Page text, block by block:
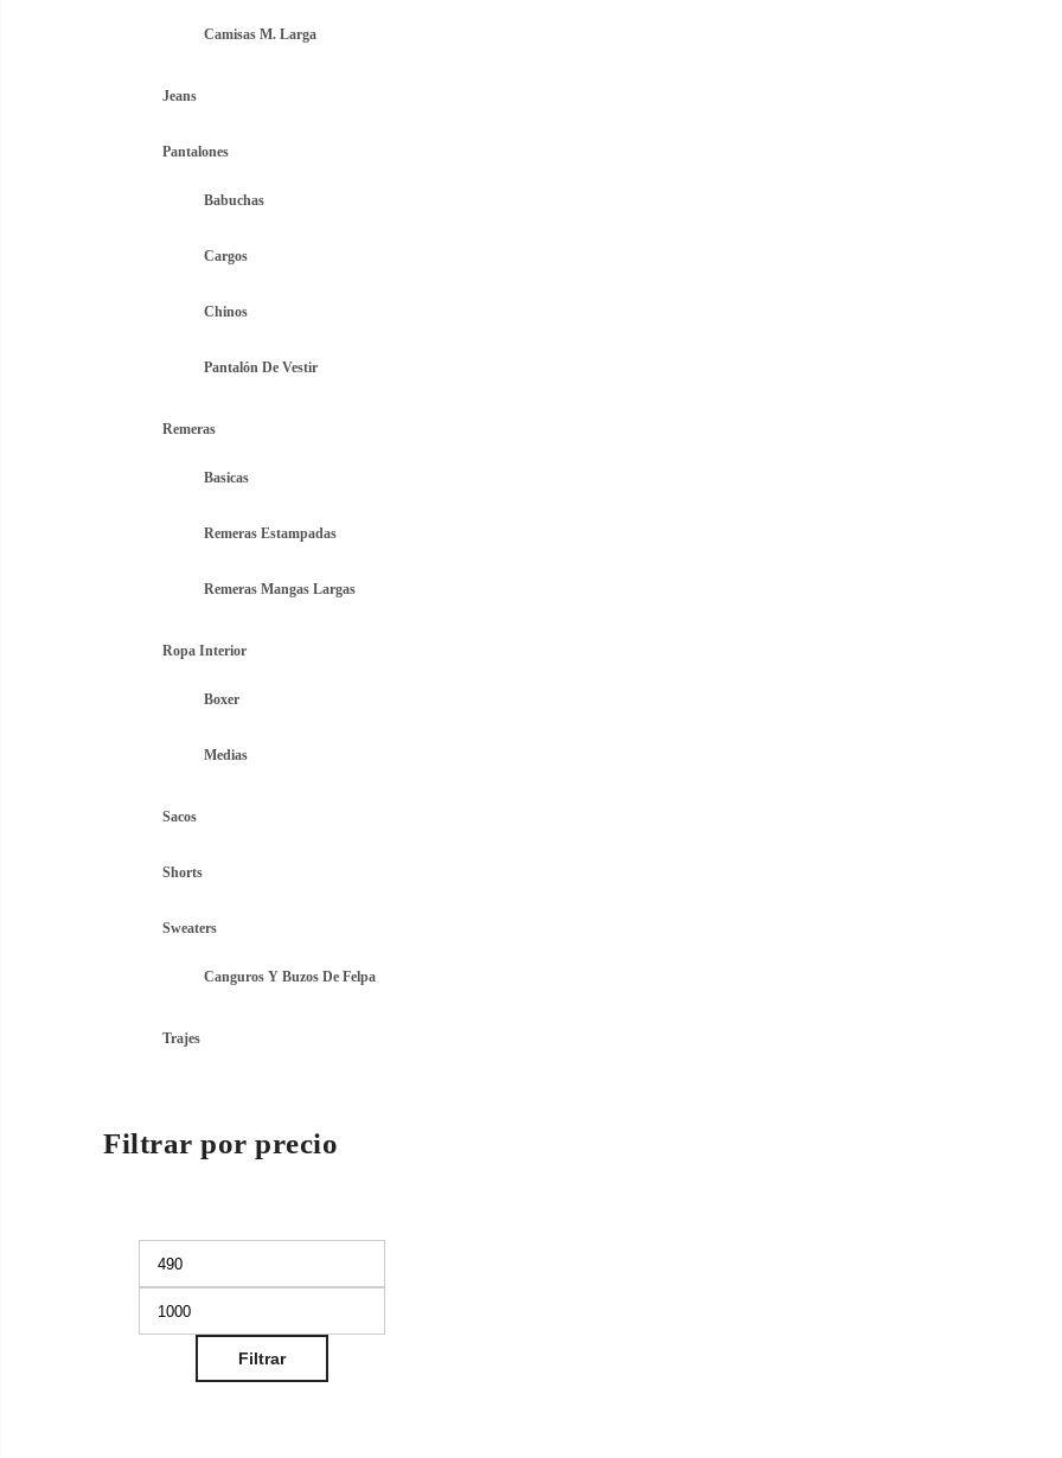
Camisas M. Larga
Jeans
Pantalones
Babuchas
Cargos
Chinos
Pantalón De Vestir
Remeras
Basicas
Remeras Estampadas
Remeras Mangas Largas
Ropa Interior
Boxer
Medias
Sacos
Shorts
Sweaters
Canguros Y Buzos De Felpa
Trajes
Filtrar por precio
Filtrar